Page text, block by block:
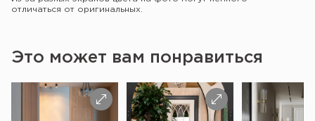
отличаться от оригинальных.
Это может вам понравиться